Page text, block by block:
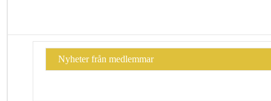
Nyheter från medlemmar